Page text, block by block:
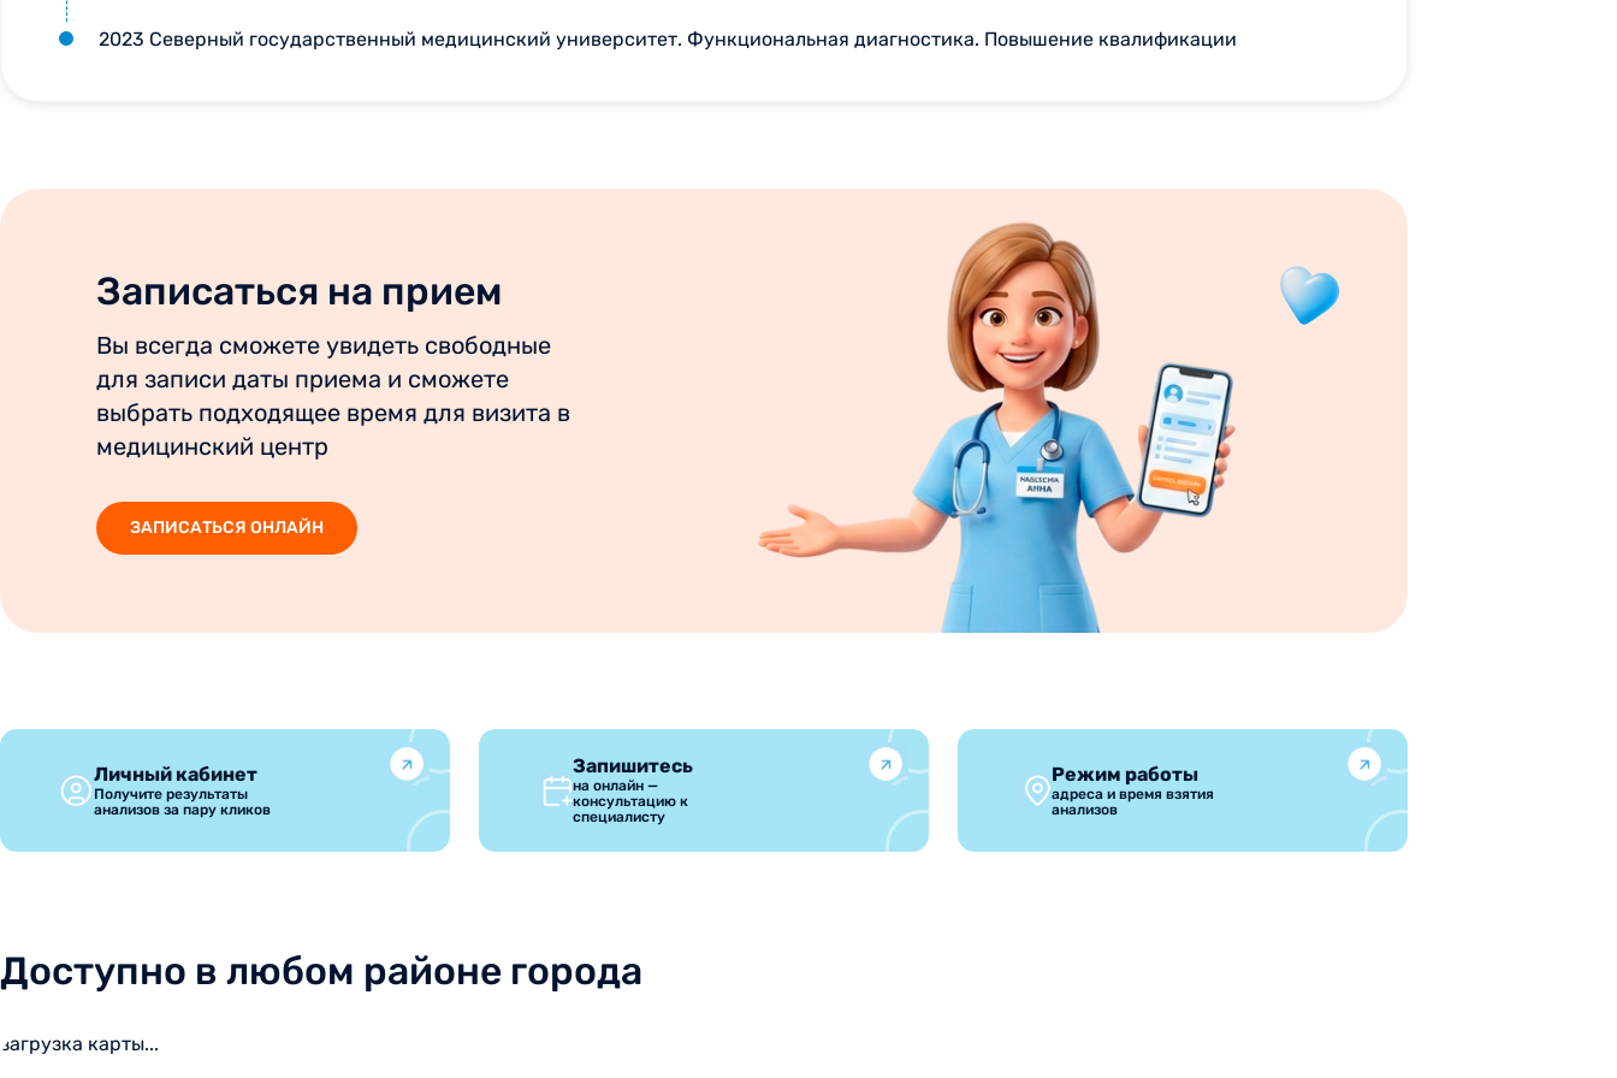
душевное спокойствие. Теперь я точно
знаю, что если возникнут вопросы по
работать с детьми.
2023 Северный государственный медицинский университет. Функциональная диагностика. Повышение квалификации
Записаться на прием
Вы всегда сможете увидеть свободные
для записи даты приема и сможете
выбрать подходящее время для визита в
медицинский центр
ЗАПИСАТЬСЯ ОНЛАЙН
Личный кабинет
Получите результаты
анализов за пару кликов
Запишитесь
на онлайн —
консультацию к
специалисту
Режим работы
адреса и время взятия
анализов
Доступно в любом районе города
загрузка карты...